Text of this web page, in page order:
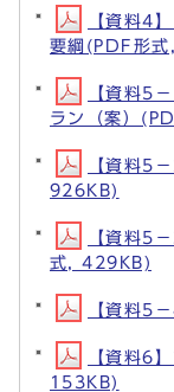
【資料4
要綱(PDF形
【資料5
ラン（案）
【資料5
926KB)
【資料5
式, 429KB)
【資料5
【資料6
153KB)